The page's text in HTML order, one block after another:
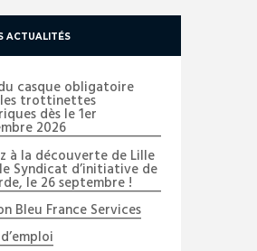
ACTUALITÉS
casque obligatoire
trottinettes
dès le 1er
2026
à la découverte de Lille
Syndicat d’initiative de
le 26 septembre !
Bleu France Services